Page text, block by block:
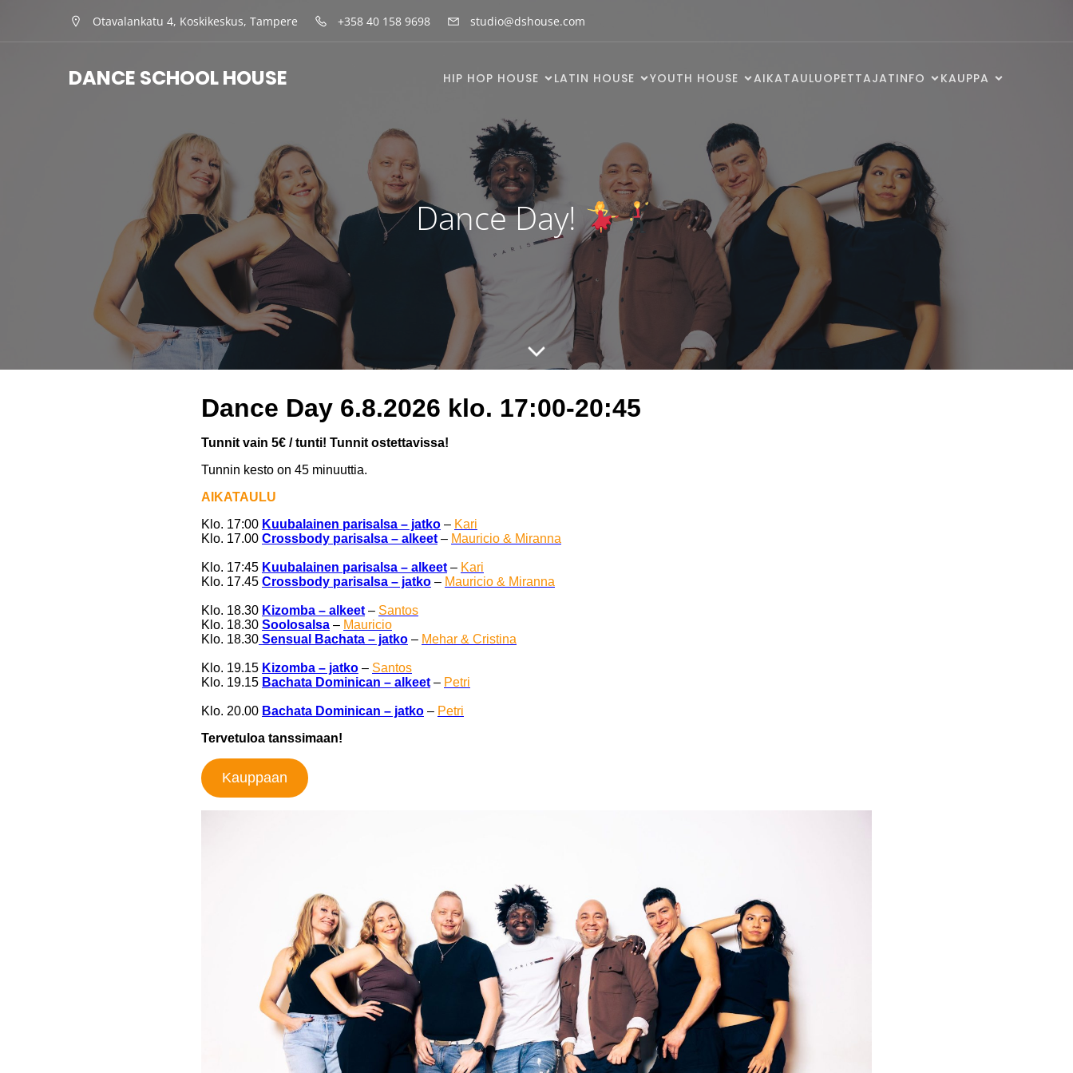
Otavalankatu 4, Koskikeskus, Tampere +358 40 158 9698 studio@dshouse.com
DANCE SCHOOL HOUSE HIP HOP HOUSE LATIN HOUSE YOUTH HOUSE AIKATAULUOPETTAJATINFO KAUPPA
Dance Day!
Dance Day 6.8.2026 klo. 17:00-20:45
Tunnit vain 5€ / tunti! Tunnit ostettavissa!
Tunnin kesto on 45 minuuttia.
AIKATAULU
Klo. 17:00 Kuubalainen parisalsa – jatko – Kari
Klo. 17.00 Crossbody parisalsa – alkeet – Mauricio & Miranna
Klo. 17:45 Kuubalainen parisalsa – alkeet – Kari
Klo. 17.45 Crossbody parisalsa – jatko – Mauricio & Miranna
Klo. 18.30 Kizomba – alkeet – Santos
Klo. 18.30 Soolosalsa – Mauricio
Klo. 18.30 Sensual Bachata – jatko – Mehar & Cristina
Klo. 19.15 Kizomba – jatko – Santos
Klo. 19.15 Bachata Dominican – alkeet – Petri
Klo. 20.00 Bachata Dominican – jatko – Petri
Tervetuloa tanssimaan!
Kauppaan